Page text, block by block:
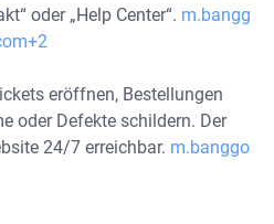
oder „Help Center“. m.bangg
eröffnen, Bestellungen
oder Defekte schildern. Der
24/7 erreichbar. m.banggo